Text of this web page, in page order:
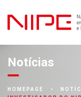
Notícias
HOMEPAGE